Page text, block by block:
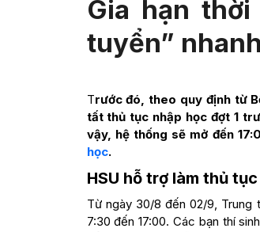
Gia hạn
tuyển”
Trước đó, theo quy định từ
tất thủ tục nhập học đợt 1
vậy, hệ thống sẽ mở đến
học.
HSU hỗ trợ làm thủ
Từ ngày 30/8 đến 02/9, Trung
7:30 đến 17:00. Các bạn thí